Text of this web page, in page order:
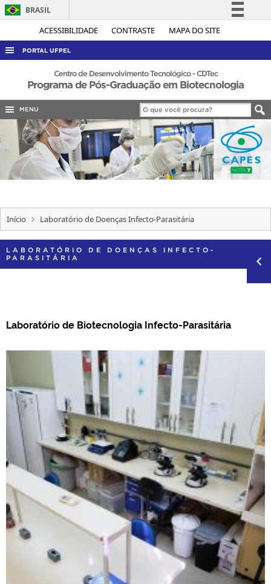
ACESSIBILIDADE CONTRASTE MAPA DO SITE
BRASIL
Simplifique!
Acesso à informação
Legislação
Canais
PORTAL UFPEL
ACESSO À INFORMAÇÃO
AUDITORIA
COBALTO
CONCURSOS
EDITAIS
INTERNACIONAL
PORTARIAS
Centro de Desenvolvimento Tecnológico - CDTec
Programa de Pós-Graduação em Biotecnologia
MENU
Início Laboratório de Doenças Infecto-Parasitária
LABORATÓRIO DE DOENÇAS INFECTO-
PARASITÁRIA
Laboratório de Biotecnologia Infecto-Parasitária